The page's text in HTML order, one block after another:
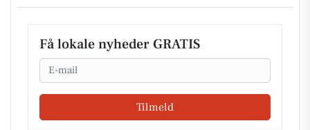
Få lokale nyheder GRATIS
Email
Tilmeld